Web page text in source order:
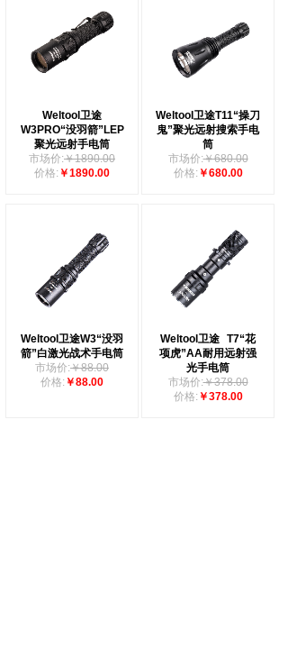
Weltool卫途
W3PRO“没羽箭”LEP
聚光远射手电筒
市场价:￥1890.00
价格: ￥1890.00
Weltool卫途T11“操刀
鬼”聚光远射搜索手电
筒
市场价:￥680.00
价格: ￥680.00
Weltool卫途W3“没羽
箭”白激光战术手电筒
市场价:￥88.00
价格: ￥88.00
Weltool卫途 T7“花
项虎”AA耐用远射强
光手电筒
市场价:￥378.00
价格: ￥378.00